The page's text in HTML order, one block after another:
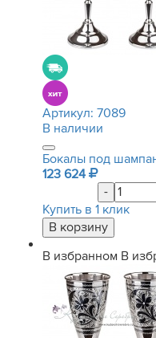
Артикул: 7089
В наличии
Бокалы под
123 624
-
Купить в 1 клик
В избранном В